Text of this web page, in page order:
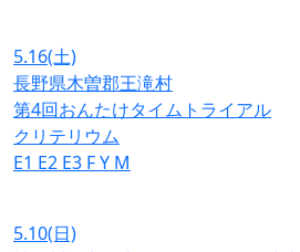
5.16(土)
長野県木曽郡王滝村
第4回おんたけタイムトライアル
クリテリウム
E1 E2 E3 FY M
5.10(日)